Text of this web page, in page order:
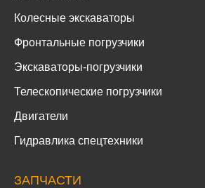
Колесные экскаваторы
Фронтальные погрузчики
Экскаваторы-погрузчики
Телескопические погрузчики
Двигатели
Гидравлика спецтехники
ЗАПЧАСТИ